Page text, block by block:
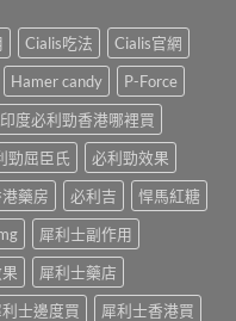
Cialis吃法
Cialis官網
Hamer candy
P-Force
印度必利勁香港哪裡買
勁屈臣氏
必利勁效果
藥房 必利吉
悍馬紅糖
犀利士副作用
犀利士藥店
利士邊度買 犀利士香港買